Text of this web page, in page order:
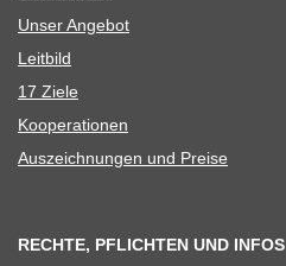
Unser Ange­bot
Leit­bild
17 Ziele
Koope­ra­tio­nen
Aus­zeich­nun­gen und Preise
RECHTE, PFLICHTEN UND INFOS